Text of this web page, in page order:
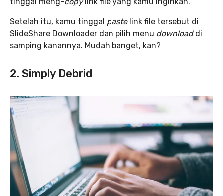
Setelah itu, kamu tinggal paste link file tersebut di
SlideShare Downloader dan pilih menu download di
samping kanannya. Mudah banget, kan?
2. Simply Debrid